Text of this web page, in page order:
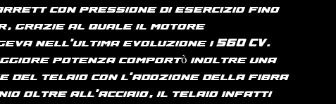
con pressione di esercizio fino
grazie al quale il motore
nell'ultima evoluzione i 560 CV.
potenza comportò inoltre una
del telaio con l'adozione della fibra
oltre all'acciaio, il telaio infatti